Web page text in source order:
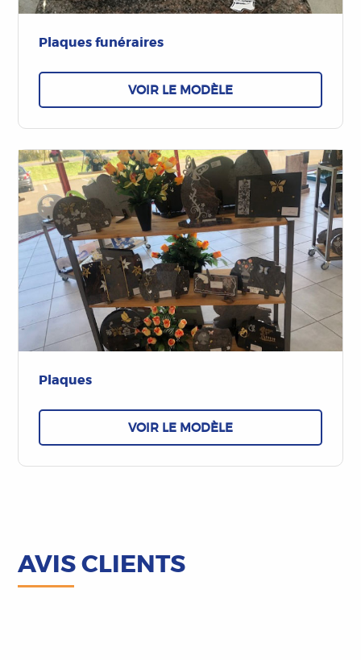
Plaques funéraires
VOIR LE MODÈLE
Plaques
VOIR LE MODÈLE
AVIS CLIENTS